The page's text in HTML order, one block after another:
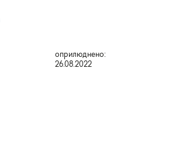
оприлюднено:
26.08.2022